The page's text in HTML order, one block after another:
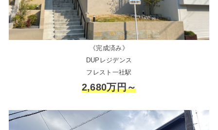
《完成済み》
DUPレジデンス
フレスト一社駅
2,680万円～